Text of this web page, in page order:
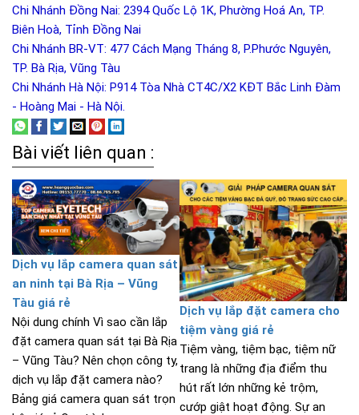
Chi Nhánh Đồng Nai: 2394 Quốc Lộ 1K, Phường Hoá An, TP.
Biên Hoà, Tỉnh Đồng Nai
Chi Nhánh BR-VT: 477 Cách Mạng Tháng 8, P.Phước Nguyên,
TP. Bà Rịa, Vũng Tàu
Chi Nhánh Hà Nội: P914 Tòa Nhà CT4C/X2 KĐT Bắc Linh Đàm
- Hoàng Mai - Hà Nội.
Bài viết liên quan :
Dịch vụ lắp camera quan sát
an ninh tại Bà Rịa – Vũng
Tàu giá rẻ
Nội dung chính Vì sao cần lắp
đặt camera quan sát tại Bà Rịa
– Vũng Tàu? Nên chọn công ty,
dịch vụ lắp đặt camera nào?
Bảng giá camera quan sát trọn
Dịch vụ lắp đặt camera cho
tiệm vàng giá rẻ
Tiệm vàng, tiệm bạc, tiệm nữ
trang là những địa điểm thu
hút rất lớn những kẻ trộm,
cướp giật hoạt động. Sự an